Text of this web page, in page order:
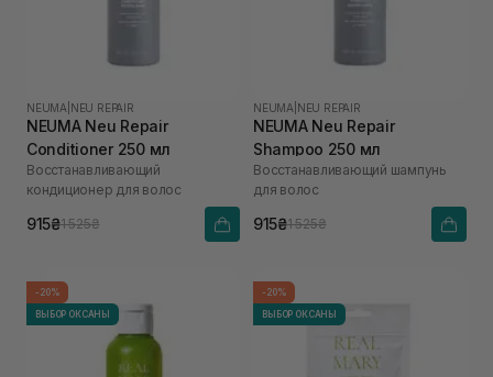
NEUMA NEU REPAIR
NEUMA Neu Repair
Conditioner 250 мл
Восстанавливающий
кондиционер для волос
915₴1 525₴
NEUMA NEU REPAIR
NEUMA Neu Repair
Shampoo 250 мл
Восстанавливающий шампунь
для волос
915₴1 525₴
-20%
ВЫБОР ОКСАНЫ
-20%
ВЫБОР ОКСАНЫ